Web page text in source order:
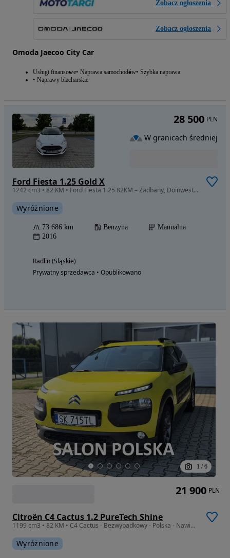
Zobacz ogłoszenia
Zobacz ogłoszenia
Omoda Jaecoo City Car
Usługi finansowe Naprawa samochodów Szybka naprawa
Naprawy blacharskie
Ford Fiesta 1.25 Gold X
1242 cm3 • 82 KM • Ford Fiesta 1.25 82KM – Zadbany, Doinwestowany,
Wyróżnione
73 686 km Benzyna
Manualna
2016
Radlin (Śląskie)
Prywatny sprzedawca • Opublikowano
28 500 PLN
W granicach średniej
1 / 6
Citroën C4 Cactus 1.2 PureTech Shine
1199 cm3 • 82 KM • C4 Cactus - Bezwypadkowy - Polska - Nawigacja
Wyróżnione
21 900 PLN